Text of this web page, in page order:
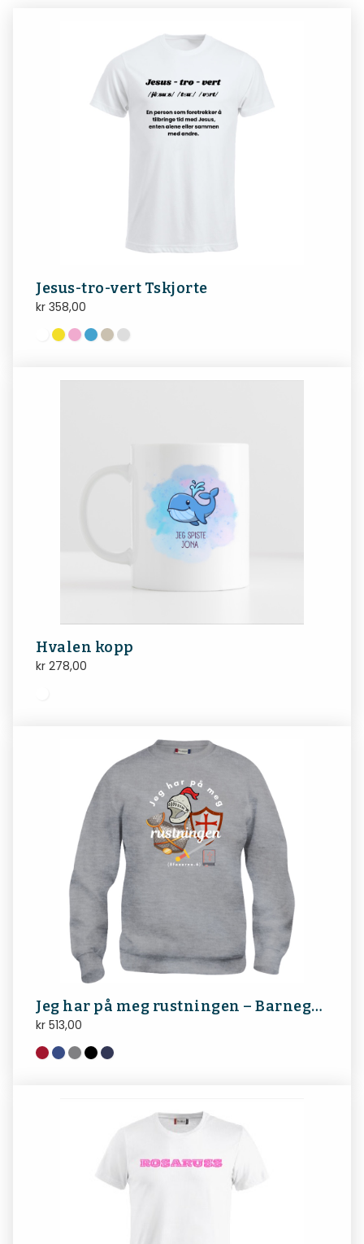
Jesus-tro-vert Tskjorte
kr 358,00
Hvalen kopp
kr 278,00
Jeg har på meg rustningen – Barnegenser
kr 513,00